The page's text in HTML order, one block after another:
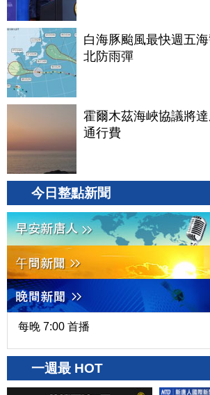
白海豚颱風最快週五
北防雨彈
霍爾木茲海峽協議將
通行費
今日整點新聞
每晚 7:00 首播
一週最 HOT